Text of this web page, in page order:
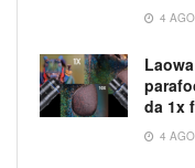
4
da 1x
4